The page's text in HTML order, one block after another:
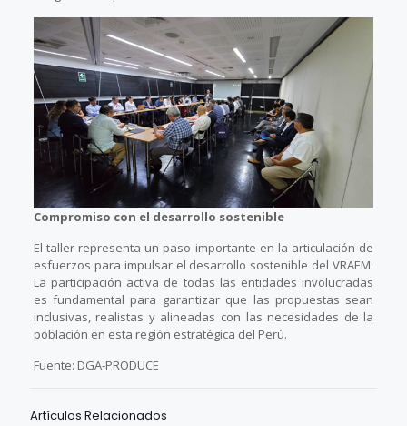
Compromiso con el desarrollo sostenible
El taller representa un paso importante en la articulación de
esfuerzos para impulsar el desarrollo sostenible del VRAEM.
La participación activa de todas las entidades involucradas
es fundamental para garantizar que las propuestas sean
inclusivas, realistas y alineadas con las necesidades de la
población en esta región estratégica del Perú.
Fuente: DGA-PRODUCE
Artículos Relacionados